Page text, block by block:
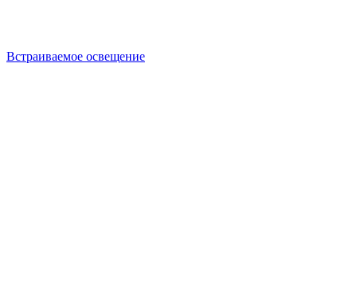
Встраиваемое освещение